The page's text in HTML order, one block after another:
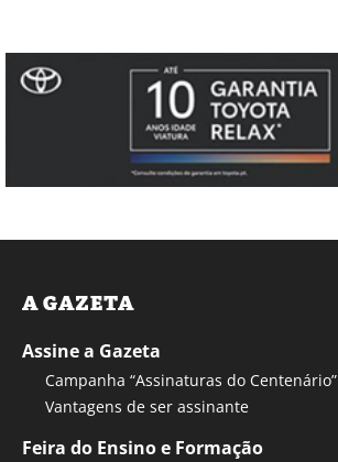
A GAZETA
Assine a Gazeta
Campanha “Assinaturas do Centenário”
Vantagens de ser assinante
Feira do Ensino e Formação